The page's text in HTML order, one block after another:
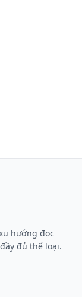
hướng đọc
đủ thể loại.